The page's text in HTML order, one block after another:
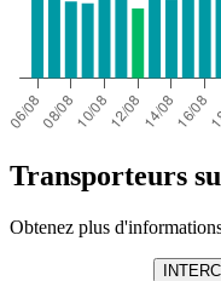
Transporteurs
Obtenez plus